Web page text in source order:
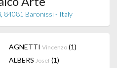
84081 Baronissi - Italy
AGNETTI Vincenzo (1)
ALBERS Josef (1)